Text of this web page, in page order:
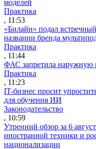
моделей
Практика
, 11:53
«Билайн» подал
названии бренда
Практика
, 11:44
ФАС запретила наружную
Практика
, 11:23
IT-бизнес просит
для обучения ИИ
Законодательство
, 10:59
Утренний обзор за 6
иностранной техники и
национализации